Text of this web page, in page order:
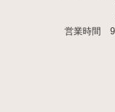
営業時間